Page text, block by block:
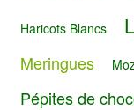
Haricots Blancs
Meringues
Pépites de